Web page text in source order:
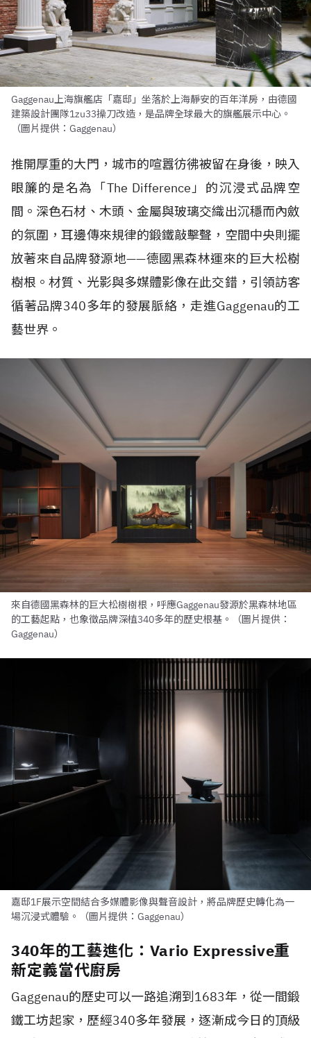
Gaggenau上海旗艦店「嘉邸」坐落於上海靜安的百年洋房，由德國
建築設計團隊1zu33操刀改造，是品牌全球最大的旗艦展示中心。
（圖片提供：Gaggenau）
推開厚重的大門，城市的喧囂彷彿被留在身後，映入
眼簾的是名為「The Difference」的沉浸式品牌空
間。深色石材、木頭、金屬與玻璃交織出沉穩而內斂
的氛圍，耳邊傳來規律的鍛鐵敲擊聲，空間中央則擺
放著來自品牌發源地——德國黑森林運來的巨大松樹
樹根。材質、光影與多媒體影像在此交錯，引領訪客
循著品牌340多年的發展脈絡，走進Gaggenau的工
藝世界。
來自德國黑森林的巨大松樹樹根，呼應Gaggenau發源於黑森林地區
的工藝起點，也象徵品牌深植340多年的歷史根基。（圖片提供：
Gaggenau）
嘉邸1F展示空間結合多媒體影像與聲音設計，將品牌歷史轉化為一
場沉浸式體驗。（圖片提供：Gaggenau）
340年的工藝進化：Vario Expressive重
新定義當代廚房
Gaggenau的歷史可以一路追溯到1683年，從一間鍛
鐵工坊起家，歷經340多年發展，逐漸成今日的頂級